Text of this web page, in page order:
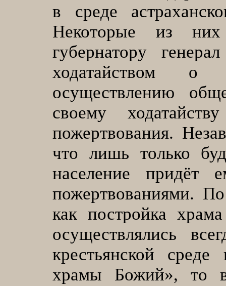
в среде
Некоторые из них
губернатору
ходатайством о
осуществлению
своему
пожертвования.
что лишь только
население придёт
пожертвованиями.
как постройка
осуществлялись
крестьянской
храмы Божий», то